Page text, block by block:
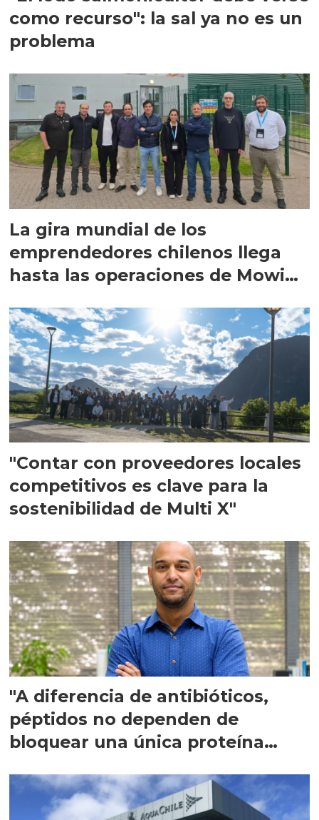
como recurso": la sal ya no es un
problema
La gira mundial de los
emprendedores chilenos llega
hasta las operaciones de Mowi
"Contar con proveedores locales
competitivos es clave para la
sostenibilidad de Multi X"
"A diferencia de antibióticos,
péptidos no dependen de
bloquear una única proteína